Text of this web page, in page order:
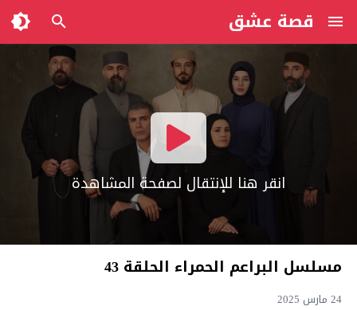
قصة عشق
انقر هنا للإنتقال لصفحة المشاهدة
مسلسل البراعم الحمراء الحلقة 43
24 مارس 2025